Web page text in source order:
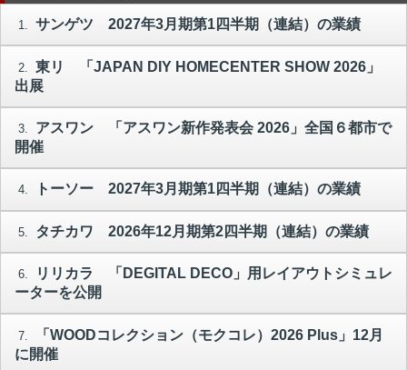
1. サンゲツ 2027年3月期第1四半期（連結）の業績
2.
東リ 「JAPAN DIY HOMECENTER SHOW 2026」
出展
3.
アスワン 「アスワン新作発表会 2026」全国６都市で
開催
4. トーソー 2027年3月期第1四半期（連結）の業績
5. タチカワ 2026年12月期第2四半期（連結）の業績
6.
リリカラ 「DEGITAL DECO」用レイアウトシミュレ
ーターを公開
7.
「WOODコレクション（モクコレ）2026 Plus」12月
に開催